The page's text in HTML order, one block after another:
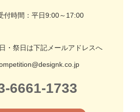
付時間：平日9:00～17:00
・祭日は下記メールアドレスへ
6661-1733